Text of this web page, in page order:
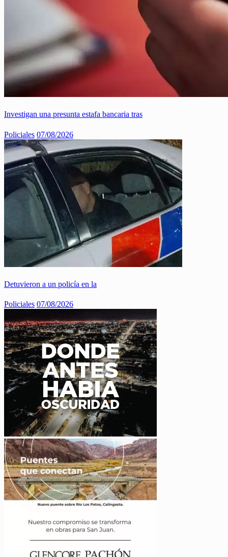
Investigan una presunta estafa bancaria tras
Policiales 07/08/2026
Detuvieron a un policía en la
Policiales 07/08/2026